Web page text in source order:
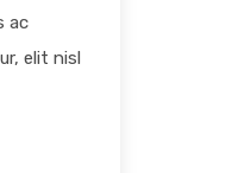
ac
elit nisl